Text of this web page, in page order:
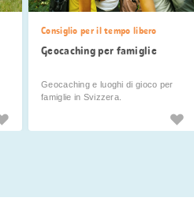
Consiglio per il tempo libero
Geocaching per famiglie
Geocaching e luoghi di gioco per
famiglie in Svizzera.